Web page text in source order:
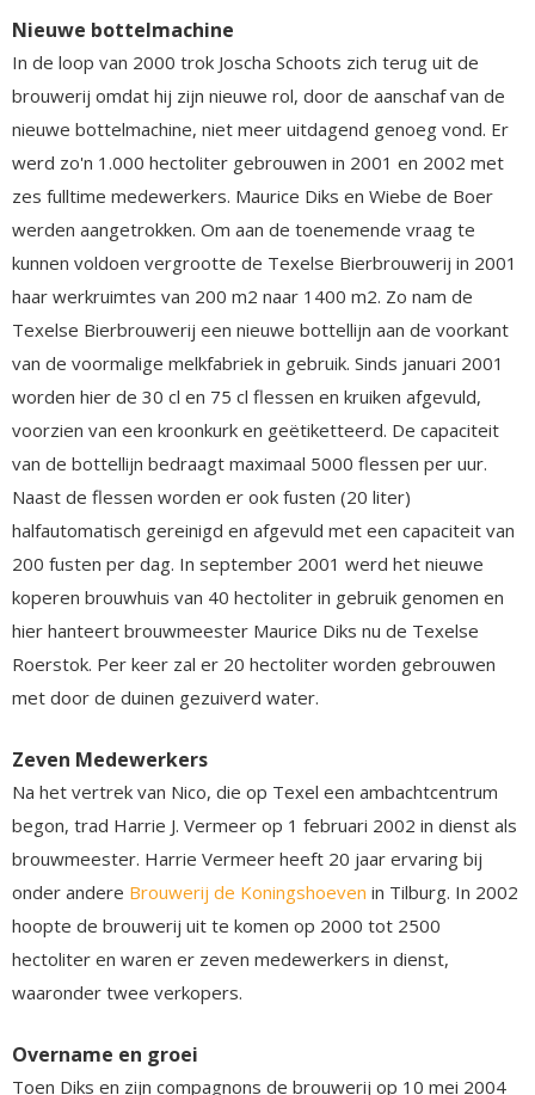
Nieuwe bottelmachine
In de loop van 2000 trok Joscha Schoots zich terug uit de
brouwerij omdat hij zijn nieuwe rol, door de aanschaf van de
nieuwe bottelmachine, niet meer uitdagend genoeg vond. Er
werd zo'n 1.000 hectoliter gebrouwen in 2001 en 2002 met
zes fulltime medewerkers. Maurice Diks en Wiebe de Boer
werden aangetrokken. Om aan de toenemende vraag te
kunnen voldoen vergrootte de Texelse Bierbrouwerij in 2001
haar werkruimtes van 200 m2 naar 1400 m2. Zo nam de
Texelse Bierbrouwerij een nieuwe bottellijn aan de voorkant
van de voormalige melkfabriek in gebruik. Sinds januari 2001
worden hier de 30 cl en 75 cl flessen en kruiken afgevuld,
voorzien van een kroonkurk en geëtiketteerd. De capaciteit
van de bottellijn bedraagt maximaal 5000 flessen per uur.
Naast de flessen worden er ook fusten (20 liter)
halfautomatisch gereinigd en afgevuld met een capaciteit van
200 fusten per dag. In september 2001 werd het nieuwe
koperen brouwhuis van 40 hectoliter in gebruik genomen en
hier hanteert brouwmeester Maurice Diks nu de Texelse
Roerstok. Per keer zal er 20 hectoliter worden gebrouwen
met door de duinen gezuiverd water.
Zeven Medewerkers
Na het vertrek van Nico, die op Texel een ambachtcentrum
begon, trad Harrie J. Vermeer op 1 februari 2002 in dienst als
brouwmeester. Harrie Vermeer heeft 20 jaar ervaring bij
onder andere Brouwerij de Koningshoeven in Tilburg. In 2002
hoopte de brouwerij uit te komen op 2000 tot 2500
hectoliter en waren er zeven medewerkers in dienst,
waaronder twee verkopers.
Overname en groei
Toen Diks en zijn compagnons de brouwerij op 10 mei 2004